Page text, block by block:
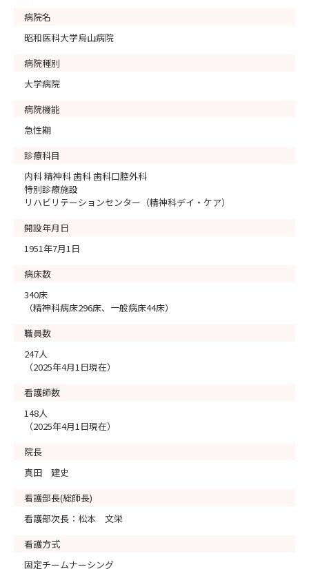
病院名
昭和医科大学烏山病院
病院種別
大学病院
病院機能
急性期
診療科目
内科 精神科 歯科 歯科口腔外科
特別診療施設
リハビリテーションセンター（精神科デイ・ケア）
開設年月日
1951年7月1日
病床数
340床
（精神科病床296床、一般病床44床）
職員数
247人
（2025年4月1日現在）
看護師数
148人
（2025年4月1日現在）
院長
真田 建史
看護部長(総師長)
看護部次長：松本 文栄
看護方式
固定チームナーシング